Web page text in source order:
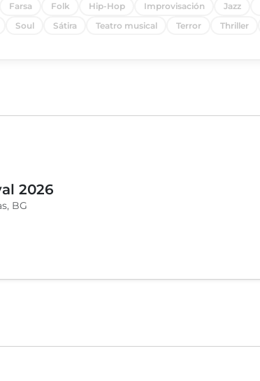
Farsa Folk Hip-Hop Improvisación Jazz
Soul Sátira Teatro musical Terror Thriller
2026
BG